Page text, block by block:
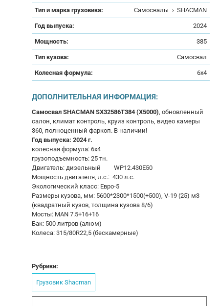
Тип и марка грузовика: Самосвалы › SHACMAN
Год выпуска: 2024
Мощность: 385
Тип кузова: Самосвал
Колесная формула: 6x4
ДОПОЛНИТЕЛЬНАЯ ИНФОРМАЦИЯ:
Самосвал SHACMAN SX32586T384 (Х5000), обновленный
салон, климат контроль, круиз контроль, видео камеры
360, полноценный фаркоп. В наличии!
Год выпуска: 2024 г.
колесная формула: 6х4
грузоподъемность: 25 тн.
Двигатель: дизельный WP12.430E50
Мощность двигателя, л.с.: 430 л.с.
Экологический класс: Евро-5
Размеры кузова, мм: 5600*2300*1500(+500), V-19 (25) м3
(квадратный кузов, толщина кузова 8/6)
Мосты: MAN 7.5+16+16
Бак: 500 литров (алюм)
Колеса: 315/80R22,5 (бескамерные)
Рубрики:
Грузовик Shacman